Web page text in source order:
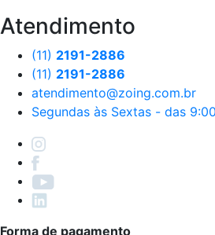
Atendimento
(11) 2191-2886
(11) 2191-2886
atendimento@zoing.com.br
Segundas às Sextas - das
Forma de pagamento